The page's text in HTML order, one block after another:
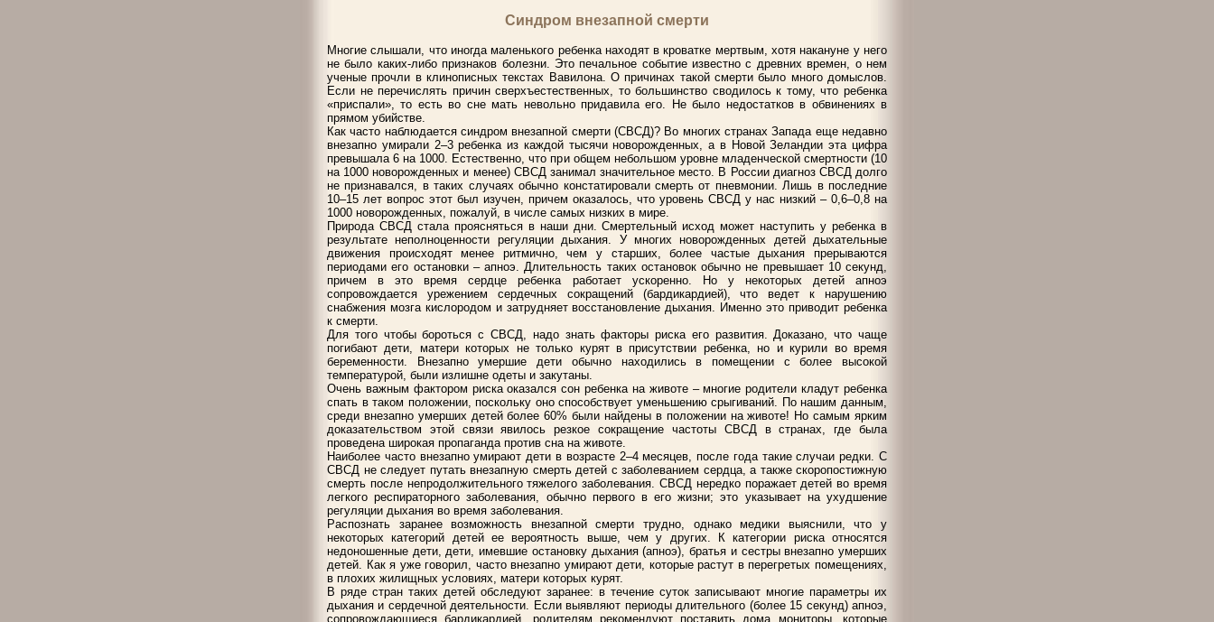
Синдром внезапной смерти
Многие слышали, что иногда маленького ребенка находят в кроватке мертвым, хотя накануне у него
не было каких-либо признаков болезни. Это печальное событие известно с древних времен, о нем
ученые прочли в клинописных текстах Вавилона. О причинах такой смерти было много домыслов.
Если не перечислять причин сверхъестественных, то большинство сводилось к тому, что ребенка
«приспали», то есть во сне мать невольно придавила его. Не было недостатков в обвинениях в
прямом убийстве.
Как часто наблюдается синдром внезапной смерти (СВСД)? Во многих странах Запада еще недавно
внезапно умирали 2–3 ребенка из каждой тысячи новорожденных, а в Новой Зеландии эта цифра
превышала 6 на 1000. Естественно, что при общем небольшом уровне младенческой смертности (10
на 1000 новорожденных и менее) СВСД занимал значительное место. В России диагноз СВСД долго
не признавался, в таких случаях обычно констатировали смерть от пневмонии. Лишь в последние
10–15 лет вопрос этот был изучен, причем оказалось, что уровень СВСД у нас низкий – 0,6–0,8 на
1000 новорожденных, пожалуй, в числе самых низких в мире.
Природа СВСД стала проясняться в наши дни. Смертельный исход может наступить у ребенка в
результате неполноценности регуляции дыхания. У многих новорожденных детей дыхательные
движения происходят менее ритмично, чем у старших, более частые дыхания прерываются
периодами его остановки – апноэ. Длительность таких остановок обычно не превышает 10 секунд,
причем в это время сердце ребенка работает ускоренно. Но у некоторых детей апноэ
сопровождается урежением сердечных сокращений (бардикардией), что ведет к нарушению
снабжения мозга кислородом и затрудняет восстановление дыхания. Именно это приводит ребенка
к смерти.
Для того чтобы бороться с СВСД, надо знать факторы риска его развития. Доказано, что чаще
погибают дети, матери которых не только курят в присутствии ребенка, но и курили во время
беременности. Внезапно умершие дети обычно находились в помещении с более высокой
температурой, были излишне одеты и закутаны.
Очень важным фактором риска оказался сон ребенка на животе – многие родители кладут ребенка
спать в таком положении, поскольку оно способствует уменьшению срыгиваний. По нашим данным,
среди внезапно умерших детей более 60% были найдены в положении на животе! Но самым ярким
доказательством этой связи явилось резкое сокращение частоты СВСД в странах, где была
проведена широкая пропаганда против сна на животе.
Наиболее часто внезапно умирают дети в возрасте 2–4 месяцев, после года такие случаи редки. С
СВСД не следует путать внезапную смерть детей с заболеванием сердца, а также скоропостижную
смерть после непродолжительного тяжелого заболевания. СВСД нередко поражает детей во время
легкого респираторного заболевания, обычно первого в его жизни; это указывает на ухудшение
регуляции дыхания во время заболевания.
Распознать заранее возможность внезапной смерти трудно, однако медики выяснили, что у
некоторых категорий детей ее вероятность выше, чем у других. К категории риска относятся
недоношенные дети, дети, имевшие остановку дыхания (апноэ), братья и сестры внезапно умерших
детей. Как я уже говорил, часто внезапно умирают дети, которые растут в перегретых помещениях,
в плохих жилищных условиях, матери которых курят.
В ряде стран таких детей обследуют заранее: в течение суток записывают многие параметры их
дыхания и сердечной деятельности. Если выявляют периоды длительного (более 15 секунд) апноэ,
сопровождающиеся бардикардией, родителям рекомендуют поставить дома мониторы, которые